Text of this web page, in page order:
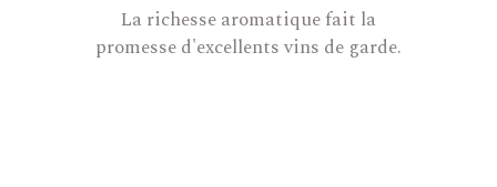
La richesse aromatique fait la
promesse d'excellents vins de garde.